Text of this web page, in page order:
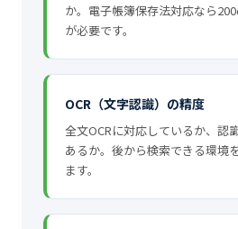
か。電子帳簿保存法対応なら
が必要です。
OCR（文字認識）の精度
全文OCRに対応しているか、認
あるか。後から検索できる環境
ます。